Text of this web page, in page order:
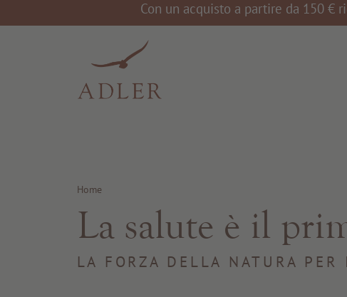
Con un acquisto a partire da 150 €
Home
La salute è il
LA FORZA DELLA NATURA PER